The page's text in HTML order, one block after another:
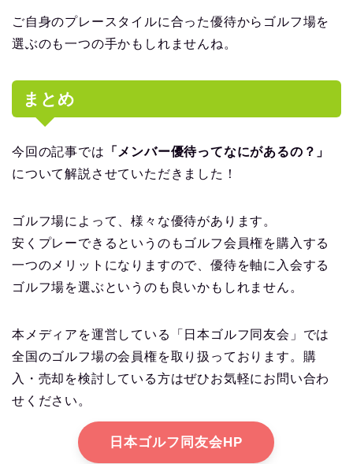
ご自身のプレースタイルに合った優待からゴルフ場を
選ぶのも一つの手かもしれませんね。
まとめ
今回の記事では 「メンバー優待ってなにがあるの？」
について解説させていただきました！
ゴルフ場によって、様々な優待があります。
安くプレーできるというのもゴルフ会員権を購入する
一つのメリットになりますので、優待を軸に入会する
ゴルフ場を選ぶというのも良いかもしれません。
本メディアを運営している「日本ゴルフ同友会」では
全国のゴルフ場の会員権を取り扱っております。購
入・売却を検討している方はぜひお気軽にお問い合わ
せください。
日本ゴルフ同友会HP